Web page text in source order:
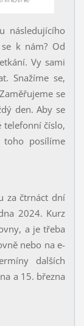
následujícího
k nám? Od
Vy sami
Snažíme se,
se
den. Aby se
telefonní číslo,
toho posílíme
za čtrnáct dní
2024. Kurz
a je třeba
nebo na e-
dalších
a 15. března